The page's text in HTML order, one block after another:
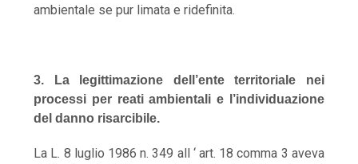
ambientale se pur limata e ridefinita.
3. La legittimazione dell’ente territoriale nei
processi per reati ambientali e l’individuazione
del danno risarcibile.
La L. 8 luglio 1986 n. 349 all ‘ art. 18 comma 3 aveva